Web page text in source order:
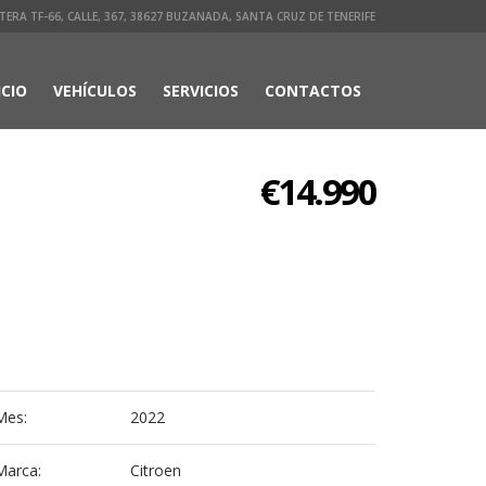
TF-66, CALLE, 367, 38627 BUZANADA, SANTA CRUZ DE TENERIFE
VEHÍCULOS SERVICIOS CONTACTOS
€14.990
2022
Citroen